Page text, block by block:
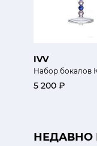
IVV
Набор бокалов
5 200 ₽
НЕДАВНО